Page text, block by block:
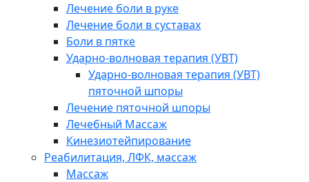
Лечение боли в руке
Лечение боли в суставах
Боли в пятке
Ударно-волновая терапия (УВТ)
Ударно-волновая терапия (УВТ)
пяточной шпоры
Лечение пяточной шпоры
Лечебный Массаж
Кинезиотейпирование
Реабилитация, ЛФК, массаж
Массаж